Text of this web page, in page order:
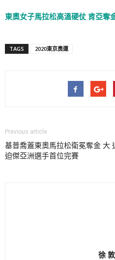
東奧女子馬拉松高溫硬仗 肯亞奪
TAGS 2020東京奧運
Previous article
基普喬蓋東奧馬拉松衛冕奪金 大
迫傑亞洲選手首位完賽
徐